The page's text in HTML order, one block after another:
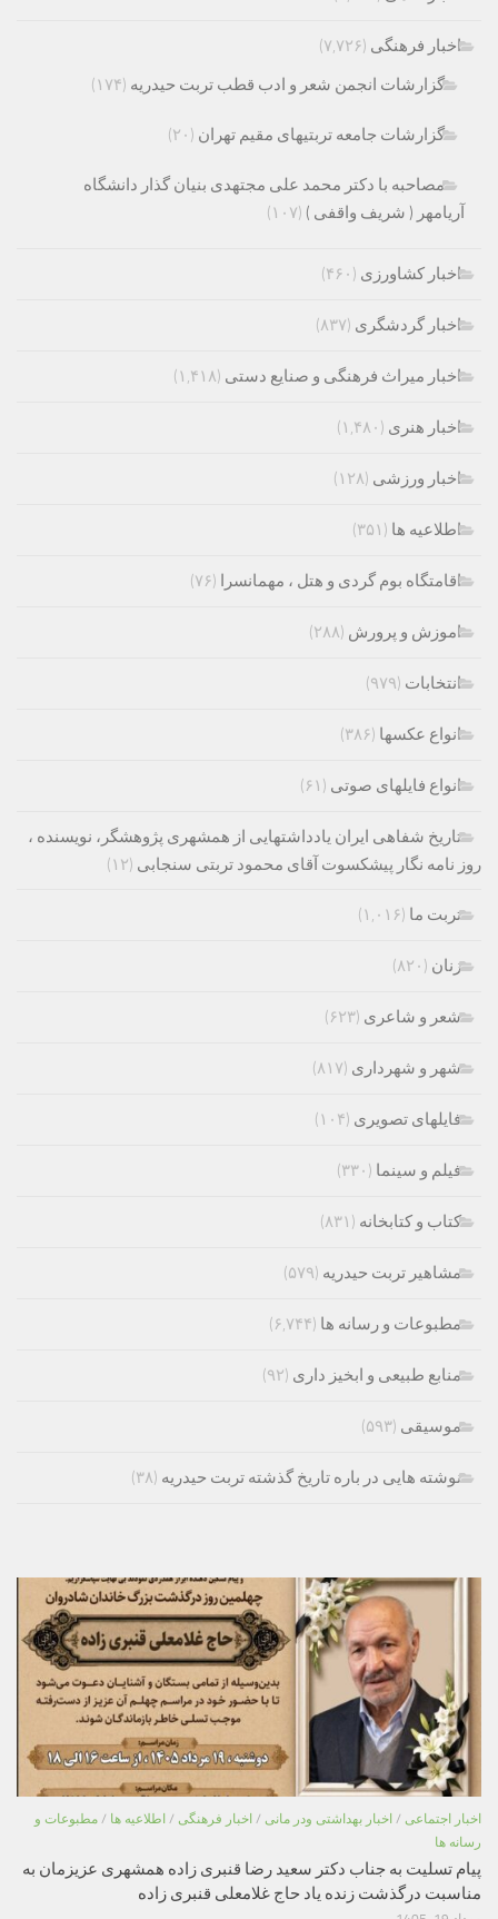
اخبار فرهنگی (۷,۷۲۶)
گزارشات انجمن شعر و ادب قطب تربت حیدریه (۱۷۴)
گزارشات جامعه تربتیهای مقیم تهران (۲۰)
مصاحبه با دکتر محمد علی مجتهدی بنیان گذار دانشگاه
آریامهر ( شریف واقفی ) (۱۰۷)
اخبار کشاورزی (۴۶۰)
اخبار گردشگری (۸۳۷)
اخبار میراث فرهنگی و صنایع دستی (۱,۴۱۸)
اخبار هنری (۱,۴۸۰)
اخبار ورزشی (۱۲۸)
اطلاعیه ها (۳۵۱)
اقامتگاه بوم گردی و هتل ، مهمانسرا (۷۶)
اموزش و پرورش (۲۸۸)
انتخابات (۹۷۹)
انواع عکسها (۳۸۶)
انواع فایلهای صوتی (۶۱)
تاریخ شفاهی ایران یادداشتهایی از همشهری پژوهشگر، نویسنده ،
روز نامه نگار پیشکسوت آقای محمود تربتی سنجابی (۱۲)
تربت ما (۱,۰۱۶)
زنان (۸۲۰)
شعر و شاعری (۶۲۳)
شهر و شهرداری (۸۱۷)
فایلهای تصویری (۱۰۴)
فیلم و سینما (۳۳۰)
کتاب و کتابخانه (۸۳۱)
مشاهیر تربت حیدریه (۵۷۹)
مطبوعات و رسانه ها (۶,۷۴۴)
منابع طبیعی و ابخیز داری (۹۲)
موسیقی (۵۹۳)
نوشته هایی در باره تاریخ گذشته تربت حیدریه (۳۸)
اخبار اجتماعی / اخبار بهداشتی ودر مانی / اخبار فرهنگی / اطلاعیه ها / مطبوعات و
رسانه ها
پیام تسلیت به جناب دکتر سعید رضا قنبری زاده همشهری عزیزمان به
مناسبت درگذشت زنده یاد حاج غلامعلی قنبری زاده